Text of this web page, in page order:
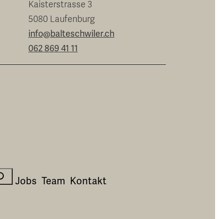
Kaisterstrasse 3
5080 Laufenburg
info@balteschwiler.ch
062 869 41 11
Jobs Team Kontakt